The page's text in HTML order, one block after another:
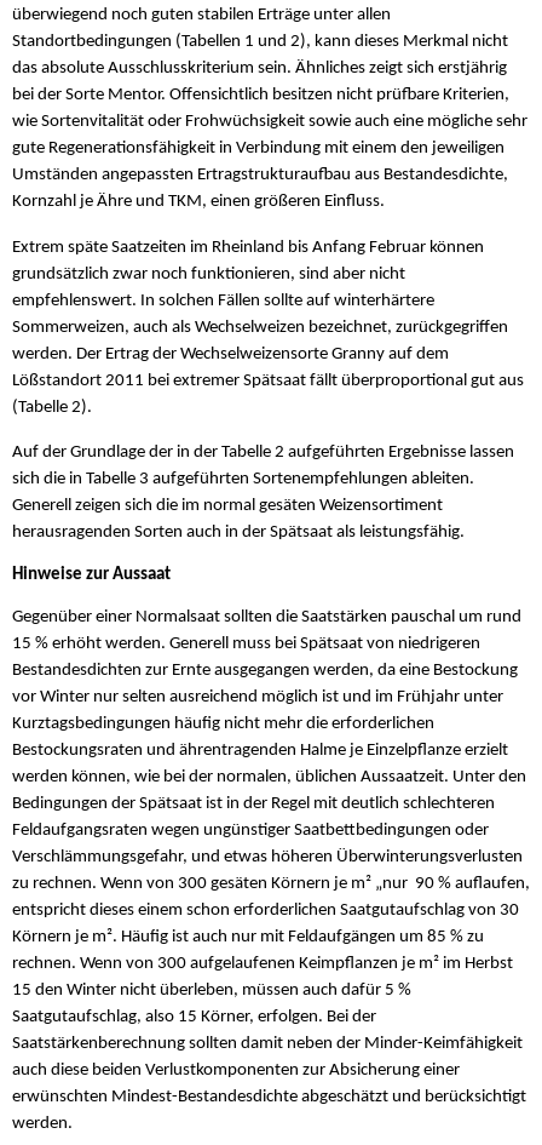
überwiegend noch guten stabilen Erträge unter allen
Standortbedingungen (Tabellen 1 und 2), kann dieses Merkmal nicht
das absolute Ausschlusskriterium sein. Ähnliches zeigt sich erstjährig
bei der Sorte Mentor. Offensichtlich besitzen nicht prüfbare Kriterien,
wie Sortenvitalität oder Frohwüchsigkeit sowie auch eine mögliche sehr
gute Regenerationsfähigkeit in Verbindung mit einem den jeweiligen
Umständen angepassten Ertragstrukturaufbau aus Bestandesdichte,
Kornzahl je Ähre und TKM, einen größeren Einfluss.
Extrem späte Saatzeiten im Rheinland bis Anfang Februar können
grundsätzlich zwar noch funktionieren, sind aber nicht
empfehlenswert. In solchen Fällen sollte auf winterhärtere
Sommerweizen, auch als Wechselweizen bezeichnet, zurückgegriffen
werden. Der Ertrag der Wechselweizensorte Granny auf dem
Lößstandort 2011 bei extremer Spätsaat fällt überproportional gut aus
(Tabelle 2).
Auf der Grundlage der in der Tabelle 2 aufgeführten Ergebnisse lassen
sich die in Tabelle 3 aufgeführten Sortenempfehlungen ableiten.
Generell zeigen sich die im normal gesäten Weizensortiment
herausragenden Sorten auch in der Spätsaat als leistungsfähig.
Hinweise zur Aussaat
Gegenüber einer Normalsaat sollten die Saatstärken pauschal um rund
15 % erhöht werden. Generell muss bei Spätsaat von niedrigeren
Bestandesdichten zur Ernte ausgegangen werden, da eine Bestockung
vor Winter nur selten ausreichend möglich ist und im Frühjahr unter
Kurztagsbedingungen häufig nicht mehr die erforderlichen
Bestockungsraten und ährentragenden Halme je Einzelpflanze erzielt
werden können, wie bei der normalen, üblichen Aussaatzeit. Unter den
Bedingungen der Spätsaat ist in der Regel mit deutlich schlechteren
Feldaufgangsraten wegen ungünstiger Saatbettbedingungen oder
Verschlämmungsgefahr, und etwas höheren Überwinterungsverlusten
zu rechnen. Wenn von 300 gesäten Körnern je m² „nur 90 % auflaufen,
entspricht dieses einem schon erforderlichen Saatgutaufschlag von 30
Körnern je m². Häufig ist auch nur mit Feldaufgängen um 85 % zu
rechnen. Wenn von 300 aufgelaufenen Keimpflanzen je m² im Herbst
15 den Winter nicht überleben, müssen auch dafür 5 %
Saatgutaufschlag, also 15 Körner, erfolgen. Bei der
Saatstärkenberechnung sollten damit neben der Minder-Keimfähigkeit
auch diese beiden Verlustkomponenten zur Absicherung einer
erwünschten Mindest-Bestandesdichte abgeschätzt und berücksichtigt
werden.